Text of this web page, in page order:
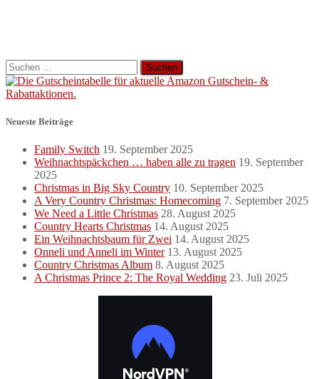
Suchen
nach:
Neueste Beiträge
Family Switch 19. September 2025
Weihnachtspäckchen … haben alle zu tragen 19. September
2025
Christmas in Big Sky Country 10. September 2025
A Very Country Christmas: Homecoming 7. September 2025
We Need a Little Christmas 28. August 2025
Country Hearts Christmas 14. August 2025
Ein Weihnachtsbaum für Zwei 14. August 2025
Onneli und Anneli im Winter 13. August 2025
Country Christmas Album 8. August 2025
A Christmas Prince 2: The Royal Wedding 23. Juli 2025